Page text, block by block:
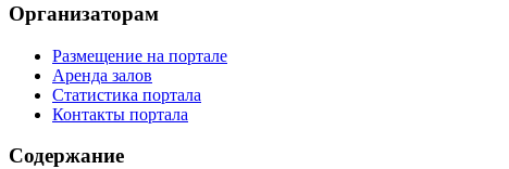
Организаторам
Размещение на портале
Аренда залов
Статистика портала
Контакты портала
Содержание